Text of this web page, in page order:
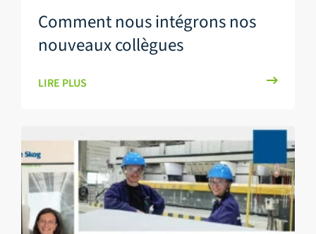
Comment nous intégrons nos
nouveaux collègues
LIRE PLUS